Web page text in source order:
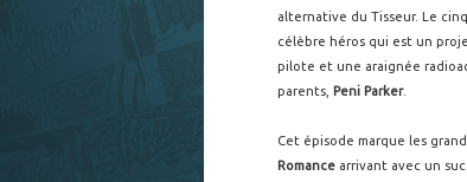
alternative du Tisseur. Le
célèbre héros qui est un
pilote et une araignée
parents, Peni Parker.
Cet épisode marque les
Romance arrivant avec un